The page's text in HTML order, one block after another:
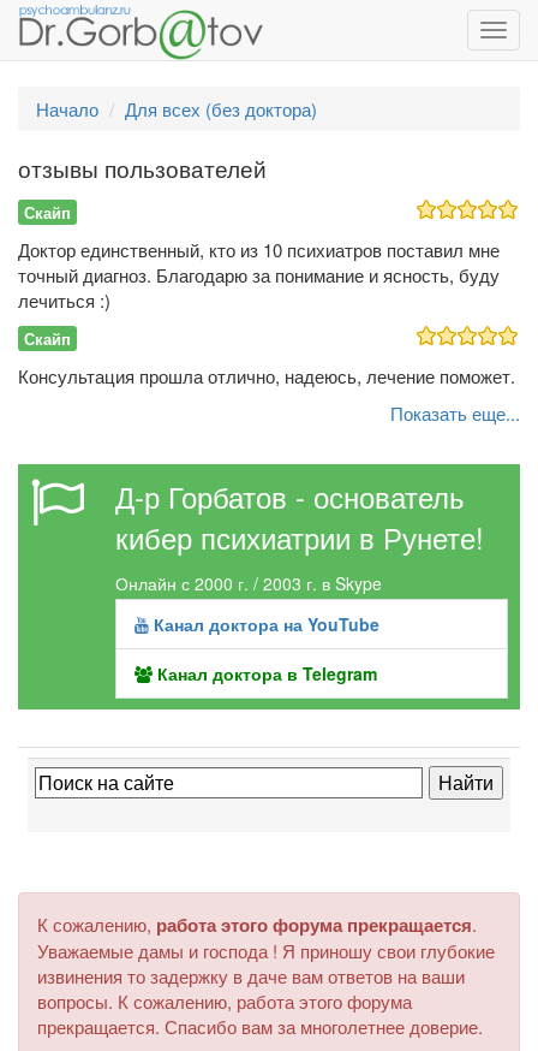
Начало
Для всех (без доктора)
отзывы пользователей
Скайп
Доктор единственный, кто из 10 психиатров поставил мне
точный диагноз. Благодарю за понимание и ясность, буду
лечиться :)
Скайп
Консультация прошла отлично, надеюсь, лечение поможет.
Показать еще...
Д-р Горбатов - основатель
кибер психиатрии в Рунете!
Онлайн с 2000 г. / 2003 г. в Skype
Канал доктора на YouTube
Канал доктора в Telegram
К сожалению, работа этого форума прекращается.
Уважаемые дамы и господа ! Я приношу свои глубокие
извинения то задержку в даче вам ответов на ваши
вопросы. К сожалению, работа этого форума
прекращается. Спасибо вам за многолетнее доверие.